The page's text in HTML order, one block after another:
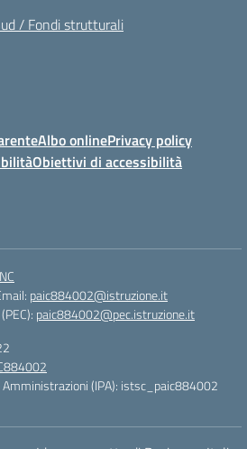
/ Fondi strutturali
Albo onlinePrivacy policy
Obiettivi di accessibilità
paic884002@istruzione.it
paic884002@pec.istruzione.it
Amministrazioni (IPA): istsc_paic884002